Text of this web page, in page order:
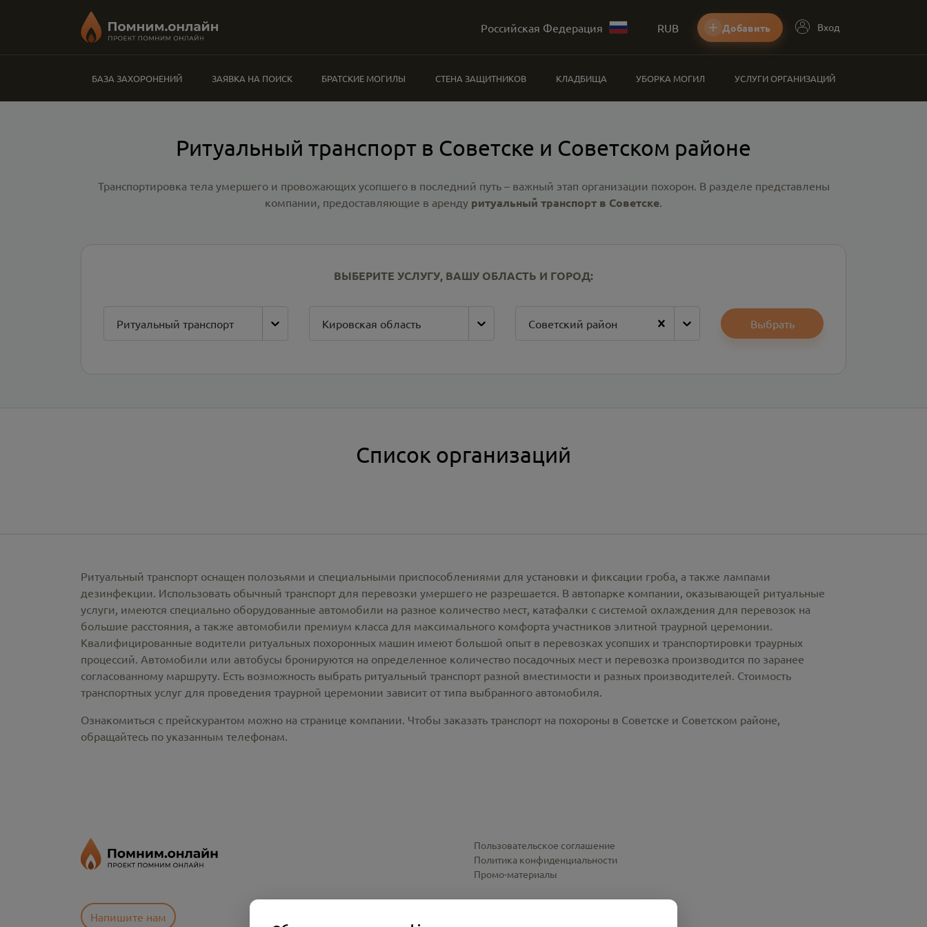
Российская Федерация RUB Добавить Вход
БАЗА ЗАХОРОНЕНИЙ ЗАЯВКА НА ПОИСК БРАТСКИЕ МОГИЛЫ СТЕНА ЗАЩИТНИКОВ КЛАДБИЩА УБОРКА МОГИЛ УСЛУГИ ОРГАНИЗАЦИЙ
Ритуальный транспорт в Советске и Советском районе
Транспортировка тела умершего и провожающих усопшего в последний путь – важный этап организации похорон. В разделе представлены
компании, предоставляющие в аренду ритуальный транспорт в Советске.
ВЫБЕРИТЕ УСЛУГУ, ВАШУ ОБЛАСТЬ И ГОРОД:
Ритуальный транспорт Кировская область Советский район Выбрать
Список организаций
Ритуальный транспорт оснащен полозьями и специальными приспособлениями для установки и фиксации гроба, а также лампами
дезинфекции. Использовать обычный транспорт для перевозки умершего не разрешается. В автопарке компании, оказывающей ритуальные
услуги, имеются специально оборудованные автомобили на разное количество мест, катафалки с системой охлаждения для перевозок на
большие расстояния, а также автомобили премиум класса для максимального комфорта участников элитной траурной церемонии.
Квалифицированные водители ритуальных похоронных машин имеют большой опыт в перевозках усопших и транспортировки траурных
процессий. Автомобили или автобусы бронируются на определенное количество посадочных мест и перевозка производится по заранее
согласованному маршруту. Есть возможность выбрать ритуальный транспорт разной вместимости и разных производителей. Стоимость
транспортных услуг для проведения траурной церемонии зависит от типа выбранного автомобиля.
Ознакомиться с прейскурантом можно на странице компании. Чтобы заказать транспорт на похороны в Советске и Советском районе,
обращайтесь по указанным телефонам.
Напишите нам
Пользовательское соглашение
Политика конфиденциальности
Промо-материалы